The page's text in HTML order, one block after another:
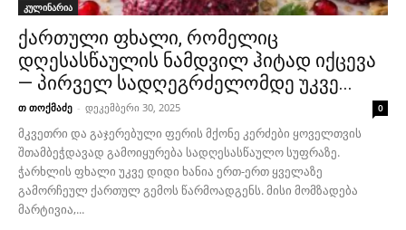
კულინარია
ქართული ფხალი, რომელიც
დღესასწაულის ნამდვილ ჰიტად იქცევა
— პირველ სადღეგრძელომდე უკვე...
თ თოქმაძე - დეკემბერი 30, 2025 0
მკვეთრი და გაჯერებული ფერის მქონე კერძები ყოველთვის
შთამბეჭდავად გამოიყურება სადღესასწაულო სუფრაზე.
ჭარხლის ფხალი უკვე დიდი ხანია ერთ-ერთ ყველაზე
გამორჩეულ ქართულ გემოს წარმოადგენს. მისი მომზადება
მარტივია,...